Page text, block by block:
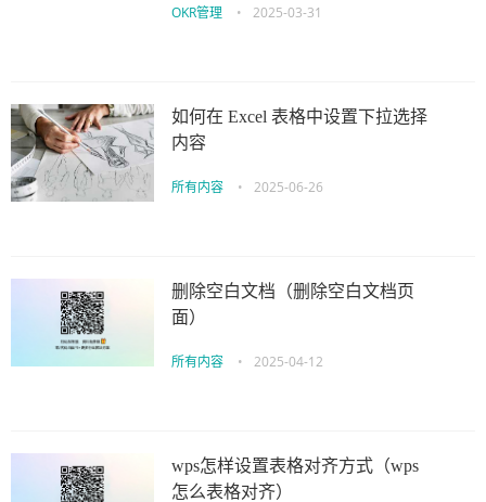
OKR管理 • 2025-03-31
如何在 Excel 表格中设置下拉选择
内容
所有内容 • 2025-06-26
删除空白文档（删除空白文档页
面）
所有内容 • 2025-04-12
wps怎样设置表格对齐方式（wps
怎么表格对齐）